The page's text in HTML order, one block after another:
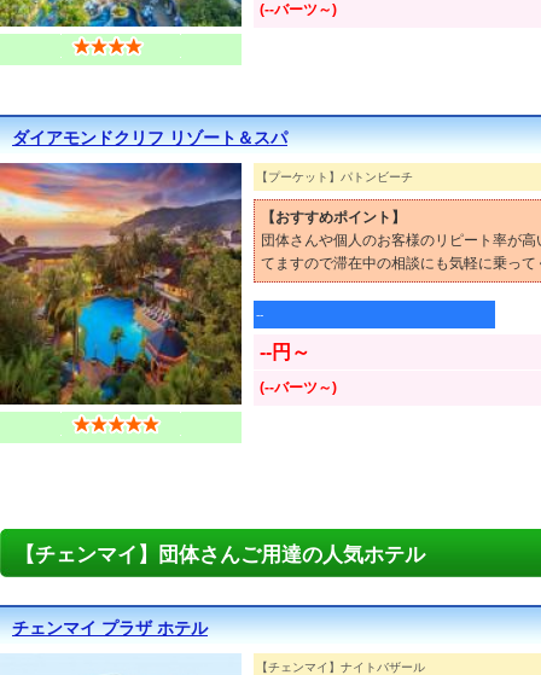
(--バーツ～)
ダイアモンドクリフ リゾート＆スパ
【プーケット】パトンビーチ
【おすすめポイント】
団体さんや個人のお客様のリピート率が
てますので滞在中の相談にも気軽に乗っ
--
--円～
(--バーツ～)
【チェンマイ】団体さんご用達の人気ホテル
チェンマイ プラザ ホテル
【チェンマイ】ナイトバザール